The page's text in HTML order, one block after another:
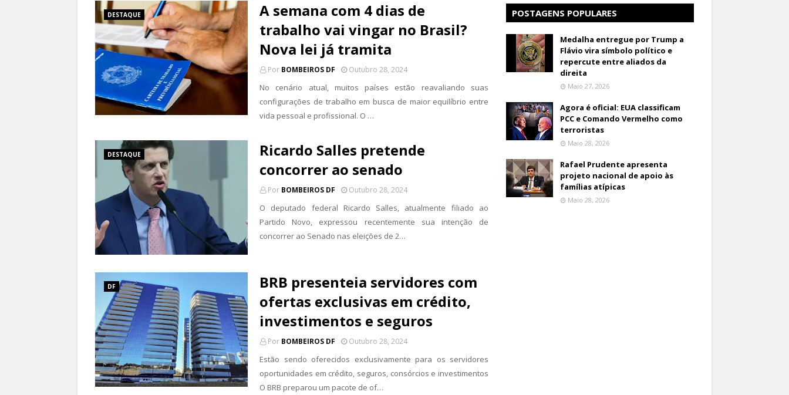
DESTAQUE
A semana com 4 dias de
trabalho vai vingar no Brasil?
Nova lei já tramita
Por BOMBEIROS DF Outubro 28, 2024
No cenário atual, muitos países estão reavaliando suas
configurações de trabalho em busca de maior equilíbrio entre
vida pessoal e profissional. O …
DESTAQUE
Ricardo Salles pretende
concorrer ao senado
Por BOMBEIROS DF Outubro 28, 2024
O deputado federal Ricardo Salles, atualmente filiado ao
Partido Novo, expressou recentemente sua intenção de
concorrer ao Senado nas eleições de 2…
DF
BRB presenteia servidores com
ofertas exclusivas em crédito,
investimentos e seguros
Por BOMBEIROS DF Outubro 28, 2024
Estão sendo oferecidos exclusivamente para os servidores
oportunidades em crédito, seguros, consórcios e investimentos
O BRB preparou um pacote de of…
POSTAGENS POPULARES
Medalha entregue por Trump a
Flávio vira símbolo político e
repercute entre aliados da
direita
Maio 27, 2026
Agora é oficial: EUA classificam
PCC e Comando Vermelho como
terroristas
Maio 28, 2026
Rafael Prudente apresenta
projeto nacional de apoio às
famílias atípicas
Maio 28, 2026